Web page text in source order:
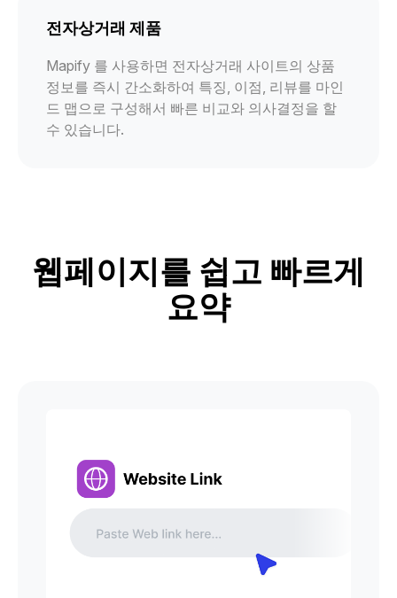
전자상거래 제품
Mapify 를 사용하면 전자상거래 사이트의 상품
정보를 즉시 간소화하여 특징, 이점, 리뷰를 마인
드 맵으로 구성해서 빠른 비교와 의사결정을 할
수 있습니다.
웹페이지를 쉽고 빠르게
요약